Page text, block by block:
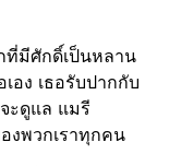
ที่มีศักดิ์เป็นหลาน
อง เธอรับปากกับ
ะดูแล แมรี
งพวกเราทุกคน